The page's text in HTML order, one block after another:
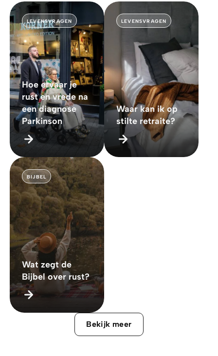
LEVENSVRAGEN
Hoe ervaar je
rust en vrede na
een diagnose
Parkinson
LEVENSVRAGEN
Waar kan ik op
stilte retraite?
BIJBEL
Wat zegt de
Bijbel over rust?
Bekijk meer